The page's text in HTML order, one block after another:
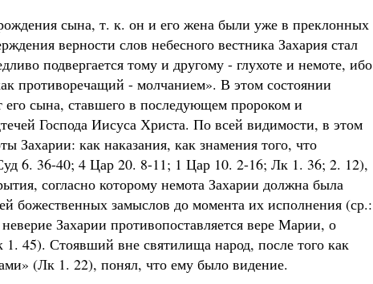
сына, т. к. он и его жена были уже в преклонных
верности слов небесного вестника Захария стал
подвергается тому и другому - глухоте и немоте, ибо
противоречащий - молчанием». В этом состоянии
его сына, ставшего в последующем пророком и
Господа Иисуса Христа. По всей видимости, в этом
Захарии: как наказания, как знамения того, что
6. 36-40; 4 Цар 20. 8-11; 1 Цар 10. 2-16; Лк 1. 36; 2. 12),
согласно которому немота Захарии должна была
божественных замыслов до момента их исполнения (ср.:
Захарии противопоставляется вере Марии, о
1. 45). Стоявший вне святилища народ, после того как
(Лк 1. 22), понял, что ему было видение.